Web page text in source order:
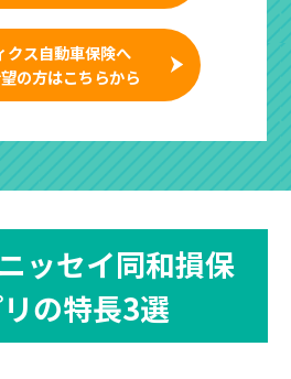
クス自動車保険へ
の方はこちらから
ッセイ同和損保
の特長3選